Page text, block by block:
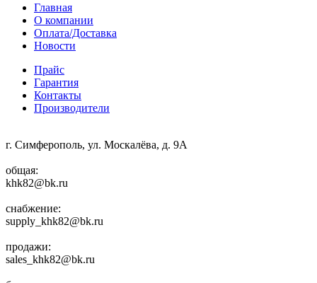
Главная
О компании
Оплата/Доставка
Новости
Прайс
Гарантия
Контакты
Производители
г. Симферополь, ул. Москалёва, д. 9А
общая:
khk82@bk.ru
снабжение:
supply_khk82@bk.ru
продажи:
sales_khk82@bk.ru